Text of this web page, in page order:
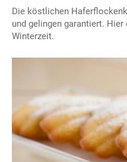
Die köstlichen
und gelingen garantiert.
Winterzeit.